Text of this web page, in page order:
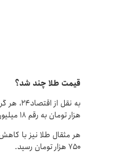
قیمت طلا چند شد؟
هزار تومان به رقم ۱۸ میلیون و ۴۱۰ هزار تومان رسید.
۷۵۰ هزار تومان رسید.